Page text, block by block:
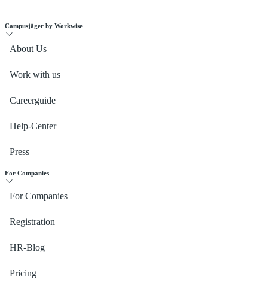
Campusjäger by Workwise
About Us
Work with us
Careerguide
Help-Center
Press
For Companies
For Companies
Registration
HR-Blog
Pricing